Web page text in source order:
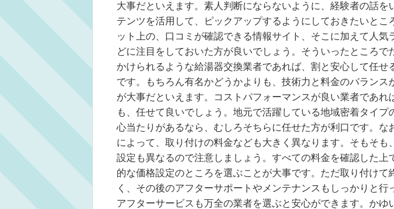
大事だといえます。素人判断にならないように、経験者の話を
テンツを活用して、ピックアップするようにしておきたいとこ
ット上の、口コミが確認できる情報サイト、そこに加えて人気
どに注目をしておいた方が良いでしょう。そういったところで
かけられるような給湯器交換業者であれば、割と安心して任せ
です。もちろん有名かどうかよりも、技術力と料金のバランス
が大事だといえます。コストパフォーマンスが良い業者であれ
も、任せて良いでしょう。地元で活躍している地域密着タイプ
心当たりがあるなら、むしろそちらに任せた方が利口です。な
によって、取り付けの料金なども大きく異なります。そもそも
設定も異なるので注意しましょう。すべての料金を確認した上
的な価格設定のところを選ぶことが大事です。ただ取り付けて
く、その後のアフターサポートやメンテナンスもしっかりと行
アフターサービスも万全の業者を選ぶと安心ができます。かゆ